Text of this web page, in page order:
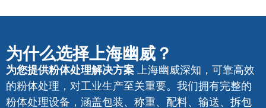
查看所有设备和系统